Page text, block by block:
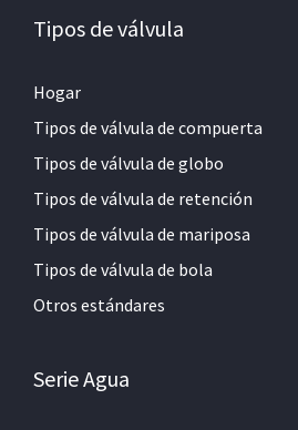
Tipos de válvula
Hogar
Tipos de válvula de compuerta
Tipos de válvula de globo
Tipos de válvula de retención
Tipos de válvula de mariposa
Tipos de válvula de bola
Otros estándares
Serie Agua